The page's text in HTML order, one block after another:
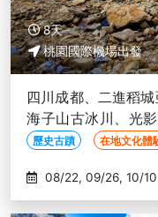
8天
桃園國際機場出發
四川成都、二進稻
海子山古冰川、光
三排椅 (文化參訪)
歷史古蹟 在地文化體
08/22, 09/26, 10/10